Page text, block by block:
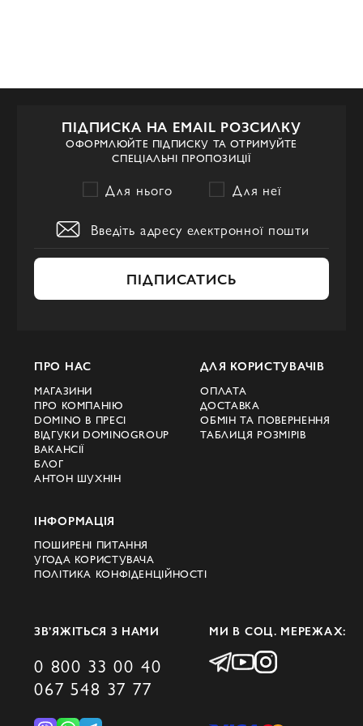
ПІДПИСКА НА EMAIL РОЗСИЛКУ
ОФОРМЛЮЙТЕ ПІДПИСКУ ТА ОТРИМУЙТЕ
СПЕЦІАЛЬНІ ПРОПОЗИЦІЇ
Для нього Для неї
ПІДПИСАТИСЬ
ПРО НАС
МАГАЗИНИ
ПРО КОМПАНІЮ
DOMINO В ПРЕСІ
ВІДГУКИ DOMINOGROUP
ВАКАНСІЇ
БЛОГ
АНТОН ШУХНІН
ДЛЯ КОРИСТУВАЧІВ
ОПЛАТА
ДОСТАВКА
ОБМІН ТА ПОВЕРНЕННЯ
ТАБЛИЦЯ РОЗМІРІВ
ІНФОРМАЦІЯ
ПОШИРЕНІ ПИТАННЯ
УГОДА КОРИСТУВАЧА
ПОЛІТИКА КОНФІДЕНЦІЙНОСТІ
ЗВ’ЯЖІТЬСЯ З НАМИ
0 800 33 00 40
067 548 37 77
МИ В СОЦ. МЕРЕЖАХ: